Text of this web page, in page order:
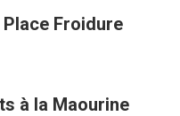
Froidure
à la Maourine